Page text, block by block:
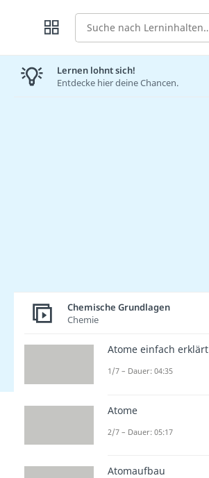
Suche
Lernen lohnt sich!
Entdecke hier deine Chancen.
Chemische Grundlagen
Chemie
Atome einfach erklärt
1/7 – Dauer: 04:35
Atome
2/7 – Dauer: 05:17
Atomaufbau